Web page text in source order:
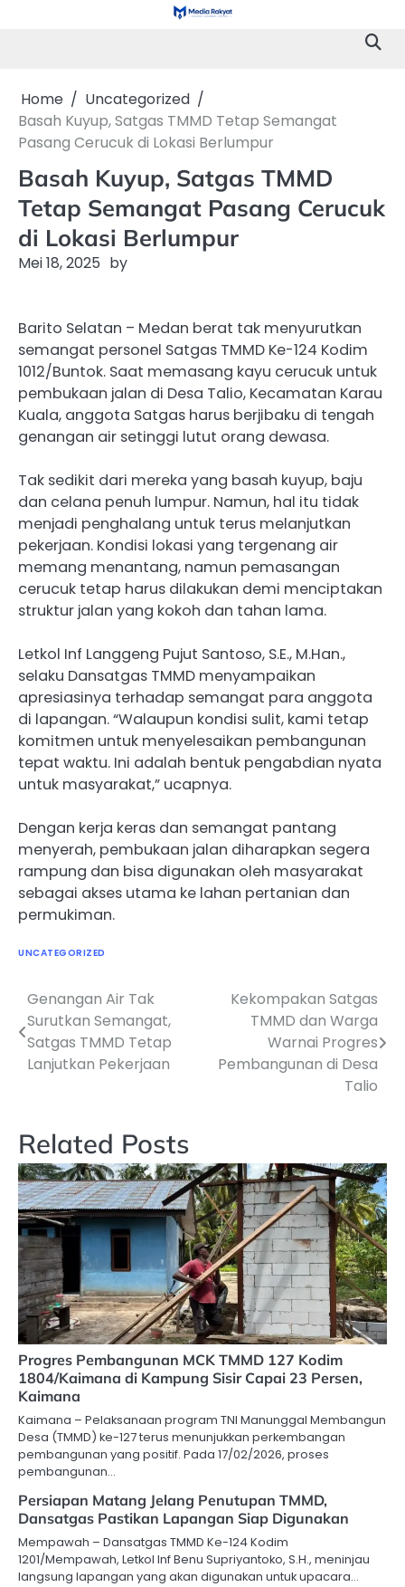
Home
Uncategorized
Basah Kuyup, Satgas TMMD Tetap Semangat
Pasang Cerucuk di Lokasi Berlumpur
Basah Kuyup, Satgas TMMD
Tetap Semangat Pasang Cerucuk
di Lokasi Berlumpur
Mei 18, 2025 by
Barito Selatan – Medan berat tak menyurutkan
semangat personel Satgas TMMD Ke-124 Kodim
1012/Buntok. Saat memasang kayu cerucuk untuk
pembukaan jalan di Desa Talio, Kecamatan Karau
Kuala, anggota Satgas harus berjibaku di tengah
genangan air setinggi lutut orang dewasa.
Tak sedikit dari mereka yang basah kuyup, baju
dan celana penuh lumpur. Namun, hal itu tidak
menjadi penghalang untuk terus melanjutkan
pekerjaan. Kondisi lokasi yang tergenang air
memang menantang, namun pemasangan
cerucuk tetap harus dilakukan demi menciptakan
struktur jalan yang kokoh dan tahan lama.
Letkol Inf Langgeng Pujut Santoso, S.E., M.Han.,
selaku Dansatgas TMMD menyampaikan
apresiasinya terhadap semangat para anggota
di lapangan. “Walaupun kondisi sulit, kami tetap
komitmen untuk menyelesaikan pembangunan
tepat waktu. Ini adalah bentuk pengabdian nyata
untuk masyarakat,” ucapnya.
Dengan kerja keras dan semangat pantang
menyerah, pembukaan jalan diharapkan segera
rampung dan bisa digunakan oleh masyarakat
sebagai akses utama ke lahan pertanian dan
permukiman.
UNCATEGORIZED
Navigasi
pos
Genangan Air Tak
Surutkan Semangat,
Satgas TMMD Tetap
Lanjutkan Pekerjaan
Kekompakan Satgas
TMMD dan Warga
Warnai Progres
Pembangunan di Desa
Talio
Related Posts
Progres Pembangunan MCK TMMD 127 Kodim
1804/Kaimana di Kampung Sisir Capai 23 Persen,
Kaimana
Kaimana – Pelaksanaan program TNI Manunggal Membangun
Desa (TMMD) ke-127 terus menunjukkan perkembangan
pembangunan yang positif. Pada 17/02/2026, proses
pembangunan…
Persiapan Matang Jelang Penutupan TMMD,
Dansatgas Pastikan Lapangan Siap Digunakan
Mempawah – Dansatgas TMMD Ke-124 Kodim
1201/Mempawah, Letkol Inf Benu Supriyantoko, S.H., meninjau
langsung lapangan yang akan digunakan untuk upacara…